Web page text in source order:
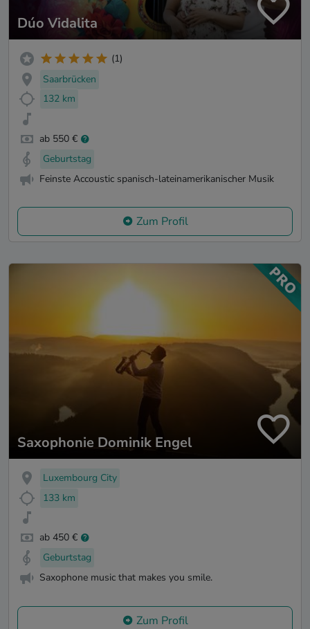
Dúo Vidalita
(1)
Saarbrücken
132 km
ab 550 €
Geburtstag
Feinste Accoustic spanisch-lateinamerikanischer Musik
Zum Profil
Saxophonie Dominik Engel
Luxembourg City
133 km
ab 450 €
Geburtstag
Saxophone music that makes you smile.
Zum Profil